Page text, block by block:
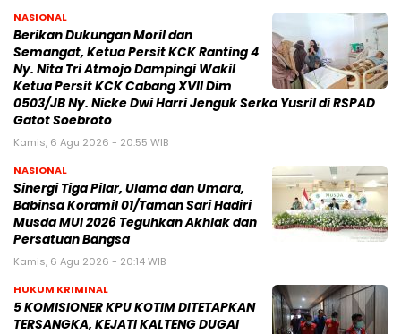
NASIONAL
Berikan Dukungan Moril dan
Semangat, Ketua Persit KCK Ranting 4
Ny. Nita Tri Atmojo Dampingi Wakil
Ketua Persit KCK Cabang XVII Dim
0503/JB Ny. Nicke Dwi Harri Jenguk Serka Yusril di RSPAD
Gatot Soebroto
Kamis, 6 Agu 2026 - 20:55 WIB
NASIONAL
Sinergi Tiga Pilar, Ulama dan Umara,
Babinsa Koramil 01/Taman Sari Hadiri
Musda MUI 2026 Teguhkan Akhlak dan
Persatuan Bangsa
Kamis, 6 Agu 2026 - 20:14 WIB
HUKUM KRIMINAL
5 KOMISIONER KPU KOTIM DITETAPKAN
TERSANGKA, KEJATI KALTENG DUGAI